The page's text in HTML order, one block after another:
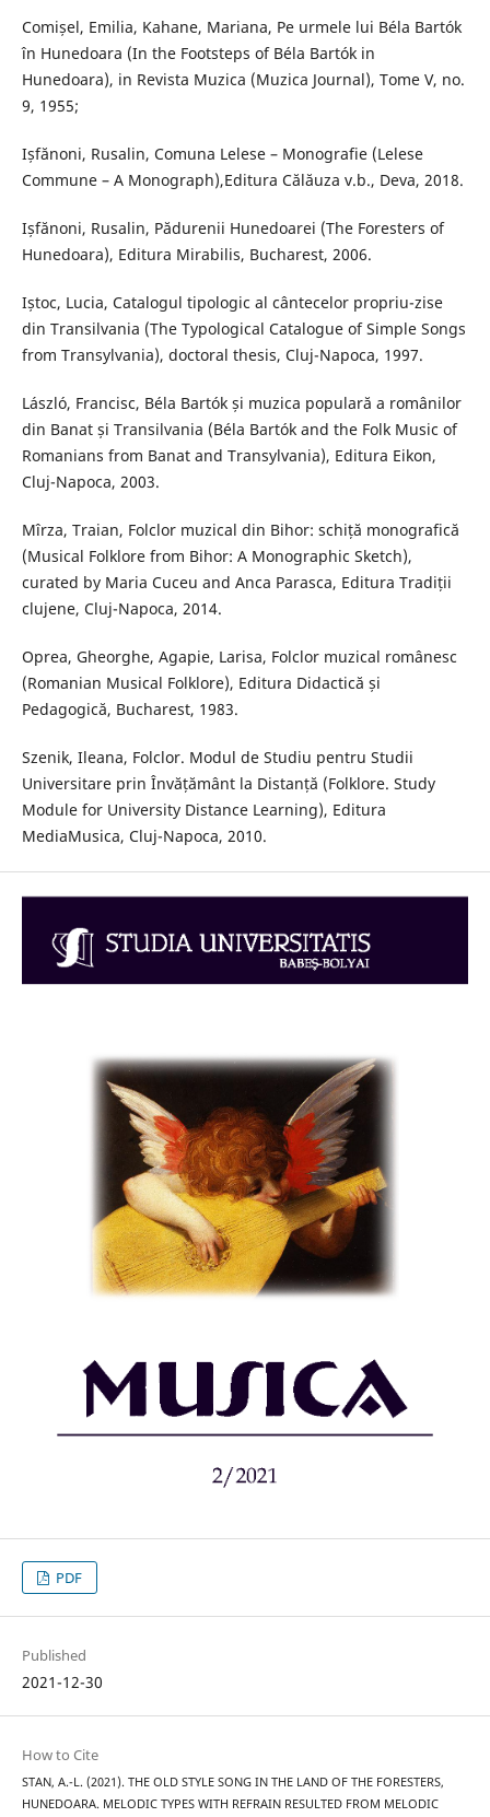
Comișel, Emilia, Kahane, Mariana, Pe urmele lui Béla Bartók
în Hunedoara (In the Footsteps of Béla Bartók in
Hunedoara), in Revista Muzica (Muzica Journal), Tome V, no.
9, 1955;
Ișfănoni, Rusalin, Comuna Lelese – Monografie (Lelese
Commune – A Monograph),Editura Călăuza v.b., Deva, 2018.
Ișfănoni, Rusalin, Pădurenii Hunedoarei (The Foresters of
Hunedoara), Editura Mirabilis, Bucharest, 2006.
Iștoc, Lucia, Catalogul tipologic al cântecelor propriu-zise
din Transilvania (The Typological Catalogue of Simple Songs
from Transylvania), doctoral thesis, Cluj-Napoca, 1997.
László, Francisc, Béla Bartók și muzica populară a românilor
din Banat și Transilvania (Béla Bartók and the Folk Music of
Romanians from Banat and Transylvania), Editura Eikon,
Cluj-Napoca, 2003.
Mîrza, Traian, Folclor muzical din Bihor: schiță monografică
(Musical Folklore from Bihor: A Monographic Sketch),
curated by Maria Cuceu and Anca Parasca, Editura Tradiții
clujene, Cluj-Napoca, 2014.
Oprea, Gheorghe, Agapie, Larisa, Folclor muzical românesc
(Romanian Musical Folklore), Editura Didactică și
Pedagogică, Bucharest, 1983.
Szenik, Ileana, Folclor. Modul de Studiu pentru Studii
Universitare prin Învățământ la Distanță (Folklore. Study
Module for University Distance Learning), Editura
MediaMusica, Cluj-Napoca, 2010.
PDF
Published
2021-12-30
How to Cite
STAN, A.-L. (2021). THE OLD STYLE SONG IN THE LAND OF THE FORESTERS,
HUNEDOARA. MELODIC TYPES WITH REFRAIN RESULTED FROM MELODIC